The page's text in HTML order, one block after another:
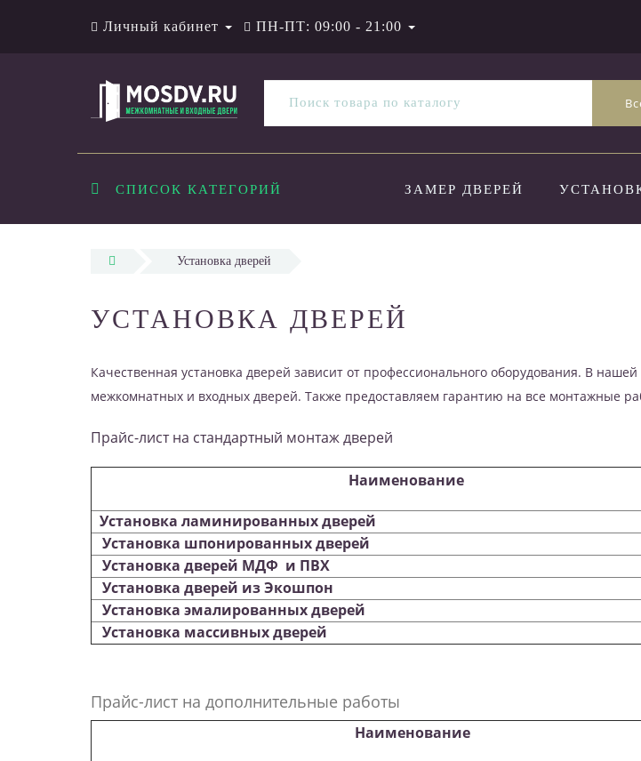
Личный кабинет ПН-ПТ: 09:00 - 21:00
СПИСОК КАТЕГОРИЙ ЗАМЕР ДВЕРЕЙ
Установка дверей
УСТАНОВКА ДВЕРЕЙ
Качественная установка дверей зависит от профессионального оборудования. В
межкомнатных и входных дверей. Также предоставляем гарантию на все монтажные
Прайс-лист на стандартный монтаж дверей
Наименование
Установка ламинированных дверей
Установка шпонированных дверей
Установка дверей МДФ и ПВХ
Установка дверей из Экошпон
Установка эмалированных дверей
Установка массивных дверей
Прайс-лист на дополнительные работы
Наименование